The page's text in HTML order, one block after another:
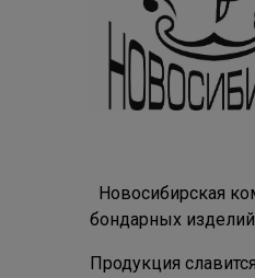
Новосибирская
бондарных
Продукция